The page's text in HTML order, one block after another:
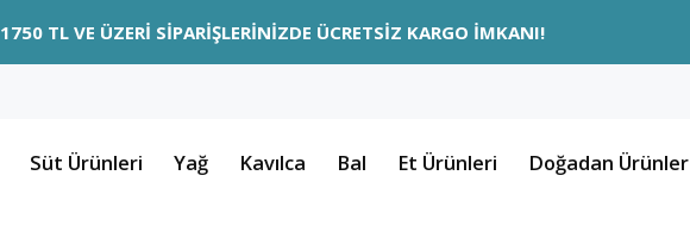
1750 TL VE ÜZERİ SİPARİŞLERİNİZDE ÜCRETSİZ KARGO İMKANI!
Süt Ürünleri Yağ Kavılca Bal Et Ürünleri Doğadan Ürünler